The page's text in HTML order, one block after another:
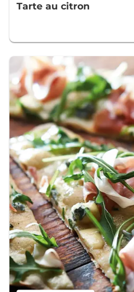
Tarte au citron